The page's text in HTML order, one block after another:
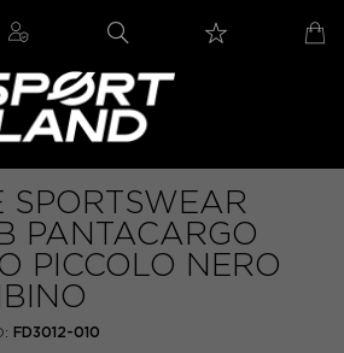
SPORTSWEAR
PANTACARGO
PICCOLO NERO
FD3012-010